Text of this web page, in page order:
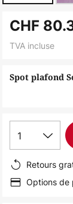
to
the
of
gallery
Spot plafond
CHF
TVA incluse
1
Retours
Options de